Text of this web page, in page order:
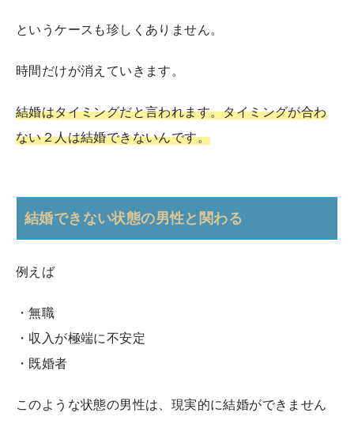
というケースも珍しくありません。
時間だけが消えていきます。
結婚はタイミングだと言われます。タイミングが合わ
ない２人は結婚できないんです。
結婚できない状態の男性と関わる
例えば
・無職
・収入が極端に不安定
・既婚者
このような状態の男性は、現実的に結婚ができません